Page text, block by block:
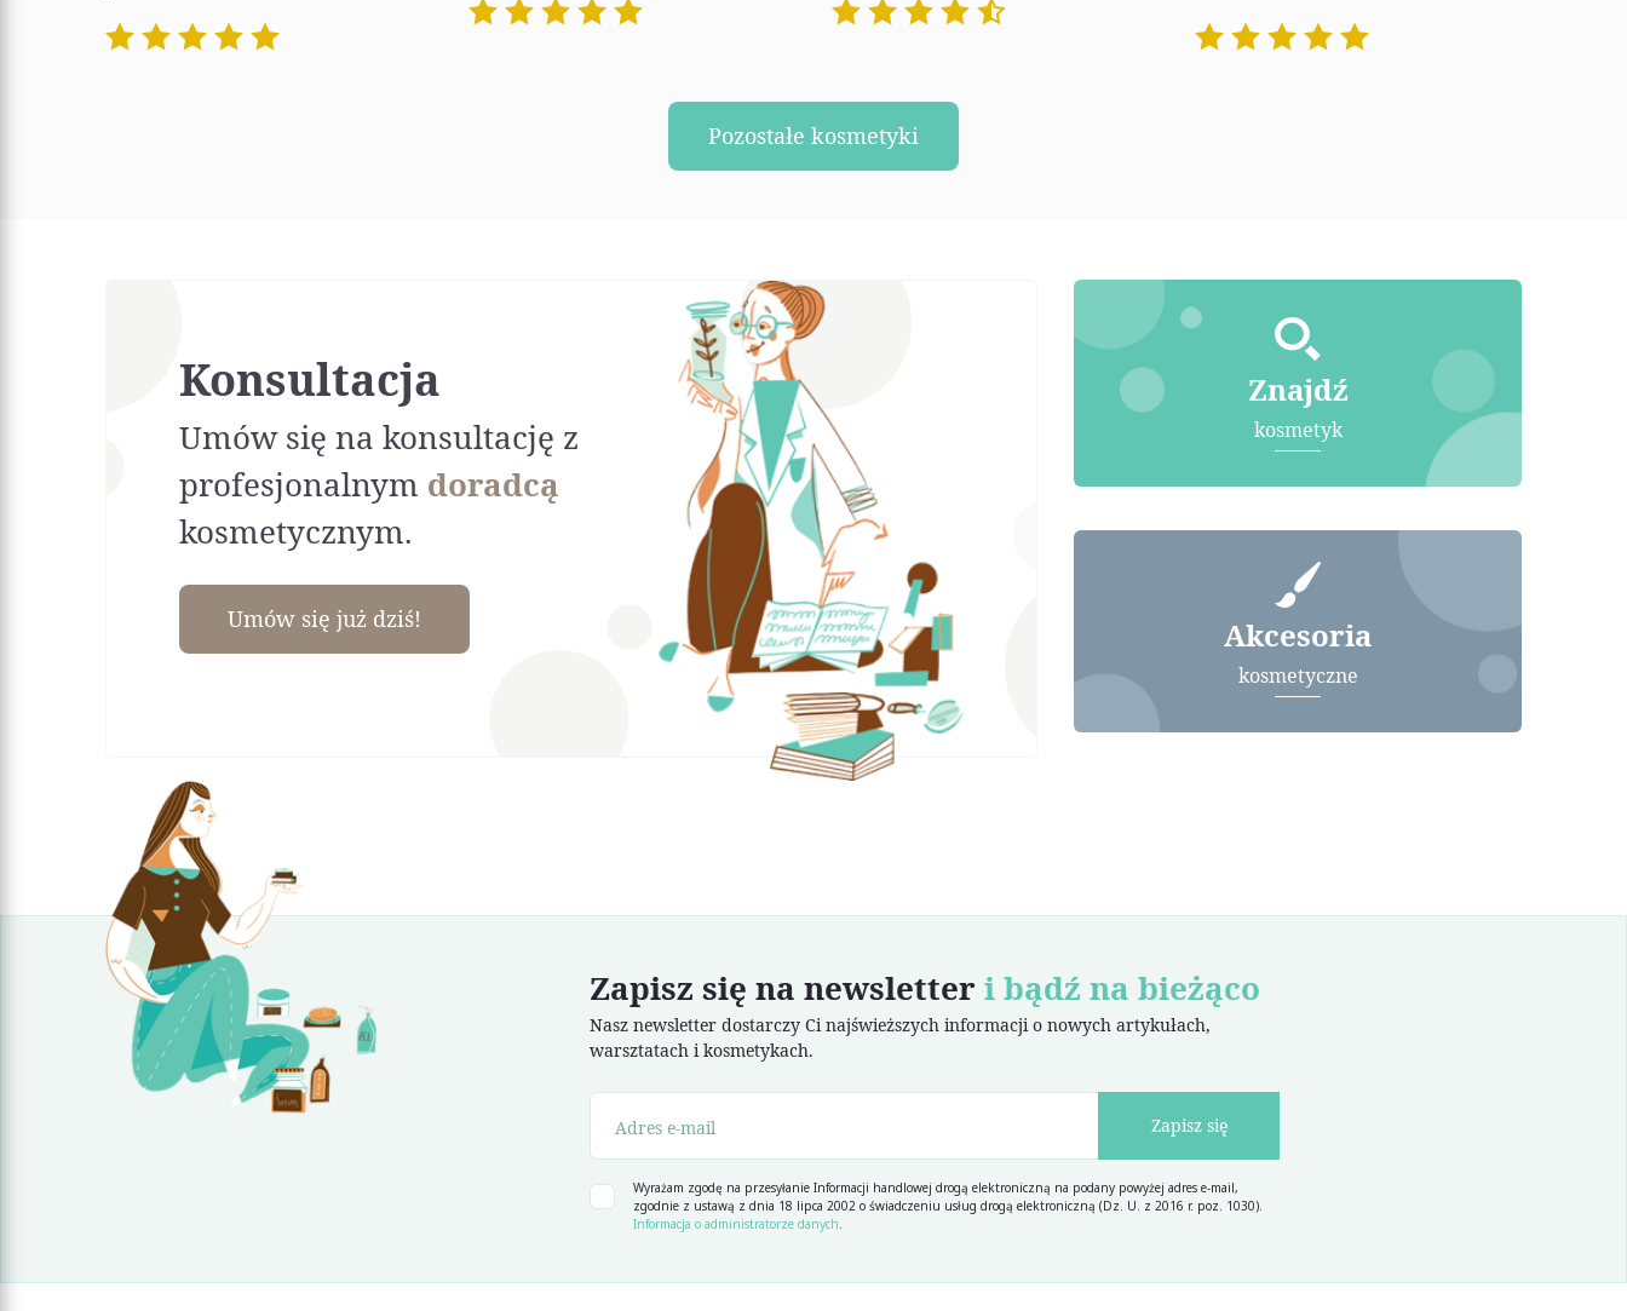
Pozostałe kosmetyki
Konsultacja
Umów się na konsultację z
profesjonalnym doradcą
kosmetycznym.
Umów się już dziś!
Znajdź
kosmetyk
Akcesoria
kosmetyczne
Zapisz się na newsletter i bądź na bieżąco
Nasz newsletter dostarczy Ci najświeższych informacji o nowych artykułach,
warsztatach i kosmetykach.
Zapisz się
Wyrażam zgodę na przesyłanie Informacji handlowej drogą elektroniczną na podany powyżej adres e-mail,
zgodnie z ustawą z dnia 18 lipca 2002 o świadczeniu usług drogą elektroniczną (Dz. U. z 2016 r. poz. 1030).
Informacja o administratorze danych.